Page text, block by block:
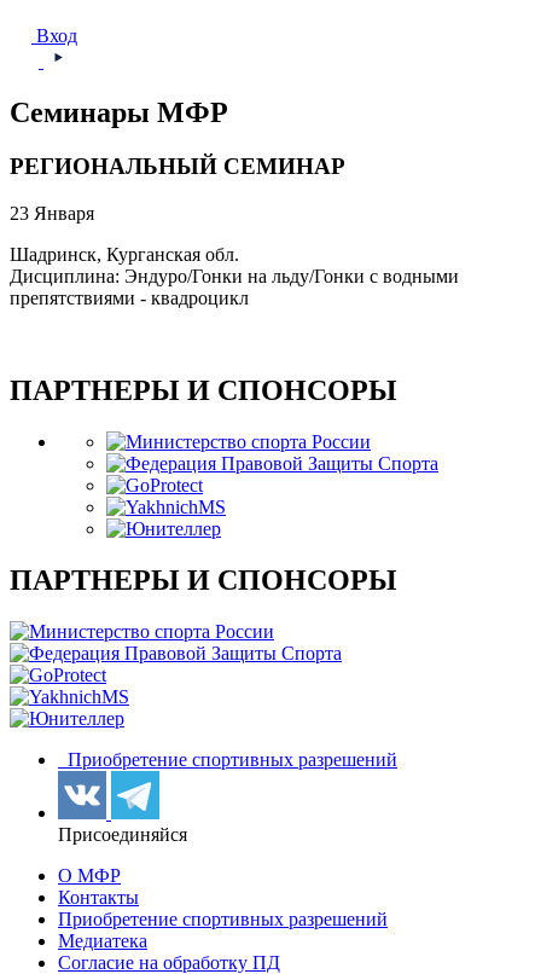
Вход
Семинары МФР
РЕГИОНАЛЬНЫЙ СЕМИНАР
23 Января
Шадринск, Курганская обл.
Дисциплина: Эндуро/Гонки на льду/Гонки с водными
препятствиями - квадроцикл
ПАРТНЕРЫ И СПОНСОРЫ
ПАРТНЕРЫ И СПОНСОРЫ
Приобретение спортивных разрешений
Присоединяйся
О МФР
Контакты
Приобретение спортивных разрешений
Медиатека
Согласие на обработку ПД